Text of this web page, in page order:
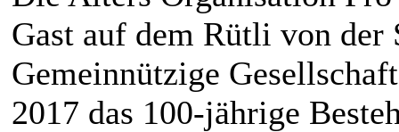
Gast auf dem Rütli von der
Gemeinnützige
2017 das 100-jährige